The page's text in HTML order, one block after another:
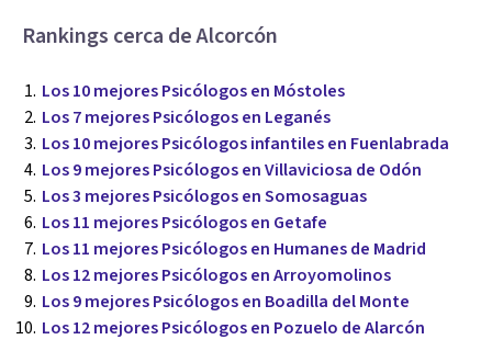
Rankings cerca de Alcorcón
Los 10 mejores Psicólogos en Móstoles
Los 7 mejores Psicólogos en Leganés
Los 10 mejores Psicólogos infantiles en Fuenlabrada
Los 9 mejores Psicólogos en Villaviciosa de Odón
Los 3 mejores Psicólogos en Somosaguas
Los 11 mejores Psicólogos en Getafe
Los 11 mejores Psicólogos en Humanes de Madrid
Los 12 mejores Psicólogos en Arroyomolinos
Los 9 mejores Psicólogos en Boadilla del Monte
Los 12 mejores Psicólogos en Pozuelo de Alarcón